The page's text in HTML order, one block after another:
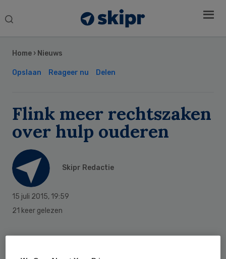
Search
Home › Nieuws
Opslaan Reageer nu Delen
Flink meer rechtszaken
over hulp ouderen
Skipr Redactie
15 juli 2015, 19:59
21 keer gelezen
maatschappelijke ondersteuning (Wmo) is in
Sidebar